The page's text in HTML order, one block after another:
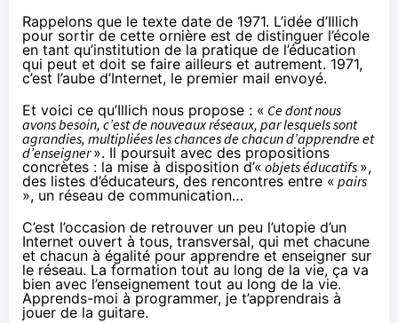
Rappelons que le texte date de 1971. L’idée d’Illich
pour sortir de cette ornière est de distinguer l’école
en tant qu’institution de la pratique de l’éducation
qui peut et doit se faire ailleurs et autrement. 1971,
c’est l’aube d’Internet, le premier mail envoyé.
Et voici ce qu’Illich nous propose : « Ce dont nous
avons besoin, c’est de nouveaux réseaux, par lesquels sont
agrandies, multipliées les chances de chacun d’apprendre et
d’enseigner». Il poursuit avec des propositions
concrètes : la mise à disposition d’« objets éducatifs »,
des listes d’éducateurs, des rencontres entre « pairs
», un réseau de communication…
C’est l’occasion de retrouver un peu l’utopie d’un
Internet ouvert à tous, transversal, qui met chacune
et chacun à égalité pour apprendre et enseigner sur
le réseau. La formation tout au long de la vie, ça va
bien avec l’enseignement tout au long de la vie.
Apprends-moi à programmer, je t’apprendrais à
jouer de la guitare.